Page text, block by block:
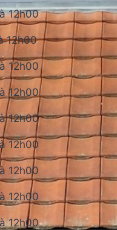
12h00
12h00
12h00
12h00
12h00
12h00
12h00
12h00
12h00